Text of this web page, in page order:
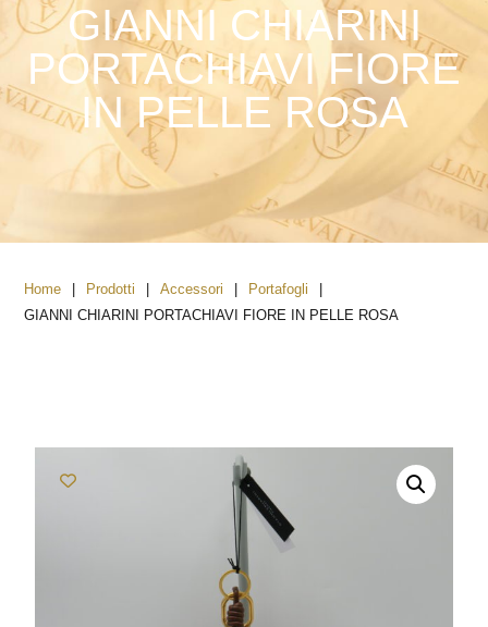
GIANNI CHIARINI
PORTACHIAVI FIORE
IN PELLE ROSA
Home | Prodotti | Accessori | Portafogli
|
GIANNI CHIARINI PORTACHIAVI FIORE IN PELLE ROSA